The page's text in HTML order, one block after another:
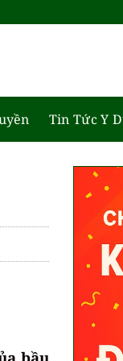
Tin Tức Y